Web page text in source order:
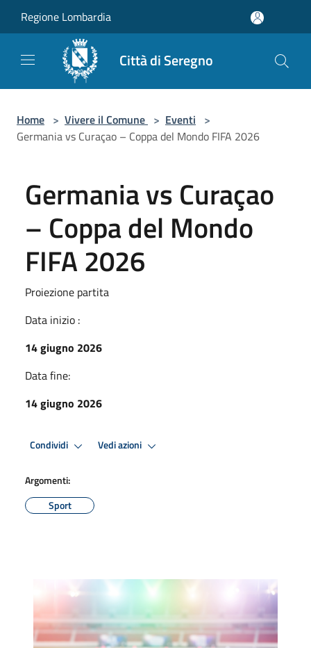
Regione Lombardia
Città di Seregno
Home > Vivere il Comune > Eventi >
Germania vs Curaçao – Coppa del Mondo FIFA 2026
Germania vs Curaçao
– Coppa del Mondo
FIFA 2026
Proiezione partita
Data inizio :
14 giugno 2026
Data fine:
14 giugno 2026
Condividi Vedi azioni
Argomenti:
Sport